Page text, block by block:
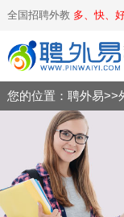
全国招聘外教 多、快、
您的位置： 聘外易>>